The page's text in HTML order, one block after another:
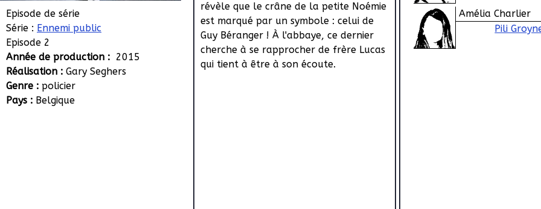
Episode de série
Série : Ennemi public
Episode 2
Année de production : 2015
Réalisation : Gary Seghers
Genre : policier
Pays : Belgique
révèle que le crâne de la petite Noémie
est marqué par un symbole : celui de
Guy Béranger ! À l'abbaye, ce dernier
cherche à se rapprocher de frère Lucas
qui tient à être à son écoute.
Amélia Charlier
Pili